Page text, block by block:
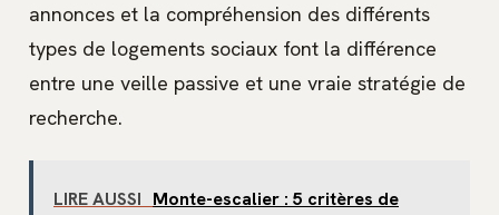
annonces et la compréhension des différents
types de logements sociaux font la différence
entre une veille passive et une vraie stratégie de
recherche.
LIRE AUSSI Monte-escalier : 5 critères de